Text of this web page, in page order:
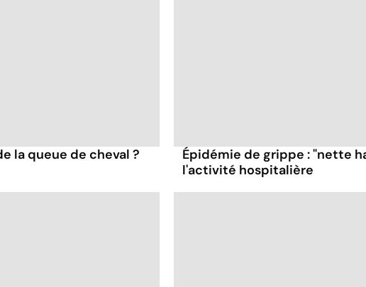
la queue de cheval ?
Épidémie de grippe : "nette
l'activité hospitalière